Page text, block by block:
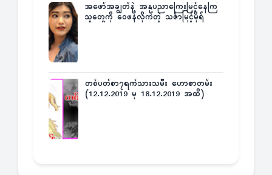
အဖော်အချွတ်နဲ့ အနုပညာကြေးမြင့်နေကြ
သူတွေကို ဝေဖန်လိုက်တဲ့ သင်္ဇာမြင့်မိုရ်
တစ်ပတ်စာ၇ရက်သားသမီး ဟောစာတမ်း
(12.12.2019 မှ 18.12.2019 အထိ)